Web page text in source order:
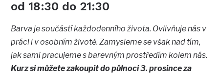
od 18:30 do 21:30
Barva je součástí každodenního života. Ovlivňuje nás v
práci i v osobním životě. Zamysleme se však nad tím,
jak sami pracujeme s barevným prostředím kolem nás.
Kurz si můžete zakoupit do půlnoci 3. prosince za